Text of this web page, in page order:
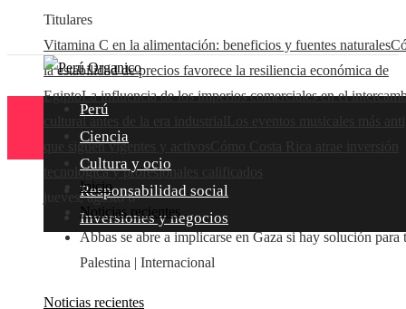
Titulares
Vitamina C en la alimentación: beneficios y fuentes naturales
la estabilidad de precios favorece la resiliencia económica de
EgiptoLa influencia de los imperios comerciales en el
cultural antes de la era industrial
que siguen vigentes y activos
tecnológica y profesionales calificados
jueves, agosto 6
Perú
Ciencia
Cultura y ocio
Responsabilidad social
Inversiones y negocios
Inicio
Noticias recientes
Abbas se abre a implicarse en Gaza si hay solución para
Palestina | Internacional
Noticias recientes